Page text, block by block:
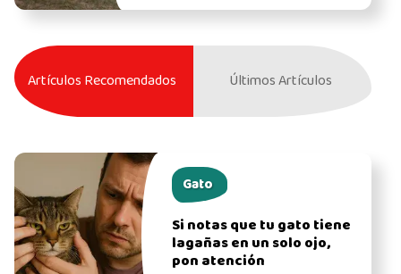
Artículos Recomendados Últimos Artículos
Gato
Si notas que tu gato tiene
lagañas en un solo ojo,
pon atención